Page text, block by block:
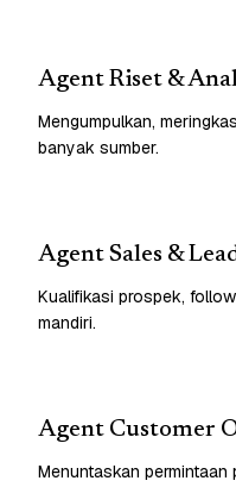
Agent Riset &
Mengumpulkan,
banyak sumber.
Agent Sales &
Kualifikasi prospek,
mandiri.
Agent Customer
Menuntaskan